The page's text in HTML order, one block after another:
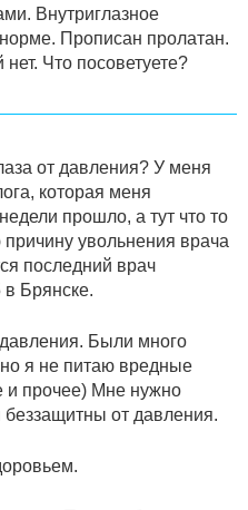
Внутриглазное
Прописан пролатан.
Что посоветуете?
от давления? У меня
которая меня
прошло, а тут что то
увольнения врача
последний врач
Брянске.
Были много
я не питаю вредные
и прочее) Мне нужно
беззащитны от давления.